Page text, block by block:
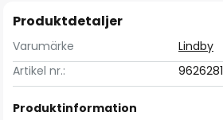
Produktdetaljer
Varumärke
Lindby
Artikel nr.:
9626281
Produktinformation